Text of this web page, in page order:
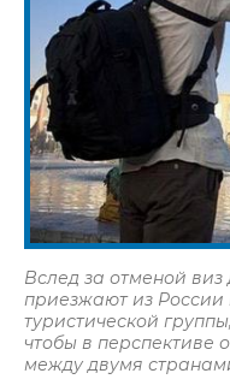
Вслед за отменой
приезжают из России
туристической
чтобы в перспективе
между двумя